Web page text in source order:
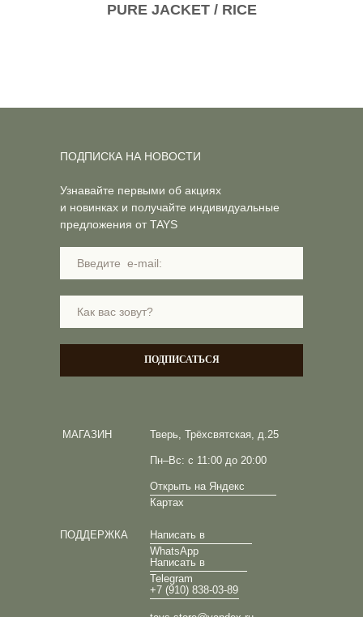
PURE JACKET / RICE
Тверь, Трёхсвятская, д.25
Пн–Вс: с 11:00 до 20:00
Открыть на Яндекс
Картах
МАГАЗИН
ПОДДЕРЖКА
Написать в
WhatsApp
Написать в
Telegram
+7 (910) 838-03-89
Узнавайте первыми об акциях
и новинках и получайте индивидуальные
предложения от TAYS
ПОДПИСАТЬСЯ
ПОДПИСКА НА НОВОСТИ